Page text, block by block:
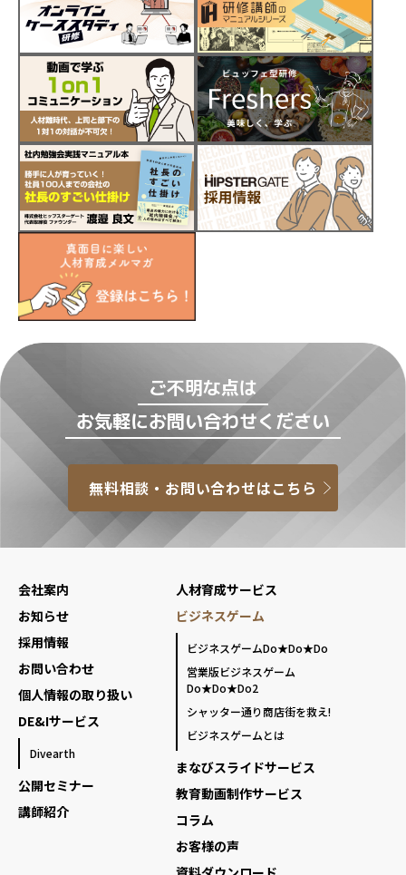
ご不明な点は
お気軽にお問い合わせください
無料相談・お問い合わせはこちら
会社案内
お知らせ
採用情報
お問い合わせ
個人情報の取り扱い
DE&Iサービス
Divearth
公開セミナー
講師紹介
人材育成サービス
ビジネスゲーム
ビジネスゲームDo★Do★Do
営業版ビジネスゲーム
Do★Do★Do2
シャッター通り商店街を救え!
ビジネスゲームとは
まなびスライドサービス
教育動画制作サービス
コラム
お客様の声